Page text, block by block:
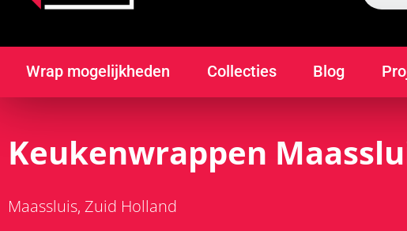
Wrap mogelijkheden Collecties Blog
Keukenwrappen
Maassluis, Zuid Holland